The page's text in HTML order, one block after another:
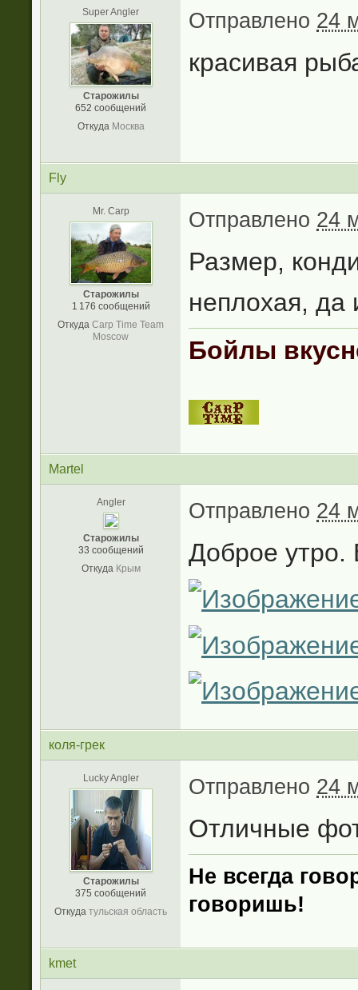
Super Angler
Старожилы
652 сообщений
Откуда Москва
Отправлено 24
красивая
Fly
Mr. Carp
Старожилы
1 176 сообщений
Откуда Carp Time Team
Moscow
Отправлено 24
Размер,
неплохая, да
Бойлы
Martel
Angler
Старожилы
33 сообщений
Откуда Крым
Отправлено 24
Доброе утро.
коля-грек
Lucky Angler
Старожилы
375 сообщений
Откуда тульская область
Отправлено 24
Отличные
Не всегда
говоришь!
kmet